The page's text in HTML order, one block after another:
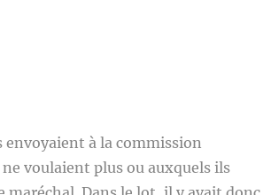
envoyaient à la commission
voulaient plus ou auxquels ils